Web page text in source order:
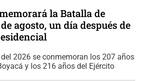
la Batalla de
agosto, un día después de
2026 se conmemoran los 207 años
y los 216 años del Ejército